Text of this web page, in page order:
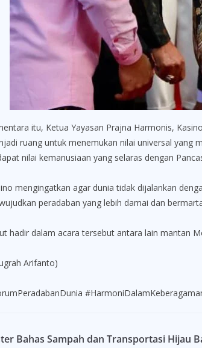
itu, Ketua Yayasan Prajna Harmonis,
ruang untuk menemukan nilai universal yang
nilai kemanusiaan yang selaras dengan
mengingatkan agar dunia tidak dijalankan
peradaban yang lebih damai dan
hadir dalam acara tersebut antara lain mantan
Arifanto)
Bahas Sampah dan Transportasi Hijau